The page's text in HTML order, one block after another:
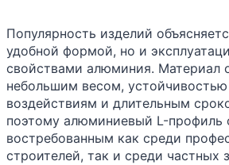
Популярность изделий
удобной формой, но и
свойствами алюминия. Материал
небольшим весом,
воздействиям и длительным
поэтому алюминиевый L-профиль
востребованным как среди
строителей, так и среди частных